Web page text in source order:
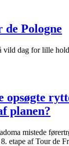
de Pologne
vild dag for lille hold
opsøgte
planen?
mistede
etape af Tour de